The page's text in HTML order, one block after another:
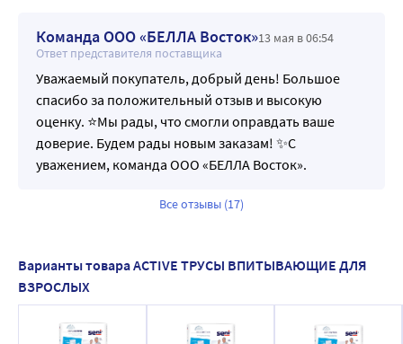
Команда ООО «БЕЛЛА Восток»13 мая в 06:54
Ответ представителя поставщика
Уважаемый покупатель, добрый день! Большое
спасибо за положительный отзыв и высокую
оценку. ⭐Мы рады, что смогли оправдать ваше
доверие. Будем рады новым заказам! ✨С
уважением, команда ООО «БЕЛЛА Восток».
Все отзывы (17)
Варианты товара ACTIVE ТРУСЫ ВПИТЫВАЮЩИЕ ДЛЯ
ВЗРОСЛЫХ